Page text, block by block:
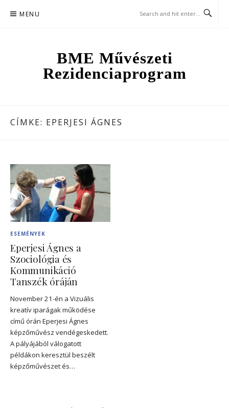
MENU
BME Művészeti
Rezidenciaprogram
CÍMKE: EPERJESI ÁGNES
ESEMÉNYEK
Eperjesi Ágnes a
Szociológia és
Kommunikáció
Tanszék óráján
November 21-én a Vizuális
kreatív iparágak működése
című órán Eperjesi Ágnes
képzőművész vendégeskedett.
A pályájából válogatott
példákon keresztül beszélt
képzőművészet és…